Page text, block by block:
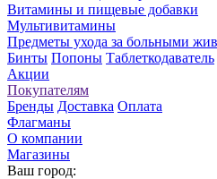
Витамины и пищевые добавки
Мультивитамины
Предметы ухода за больными
Бинты Попоны Таблеткодаватель
Акции
Покупателям
Бренды Доставка Оплата
Флагманы
О компании
Магазины
Ваш город: